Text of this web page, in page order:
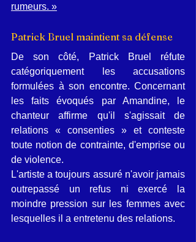
rumeurs. »
Patrick Bruel maintient sa défense
De son côté, Patrick Bruel réfute
catégoriquement les accusations
formulées à son encontre. Concernant
les faits évoqués par Amandine, le
chanteur affirme qu'il s'agissait de
relations « consenties » et conteste
toute notion de contrainte, d'emprise ou
de violence.
L'artiste a toujours assuré n'avoir jamais
outrepassé un refus ni exercé la
moindre pression sur les femmes avec
lesquelles il a entretenu des relations.